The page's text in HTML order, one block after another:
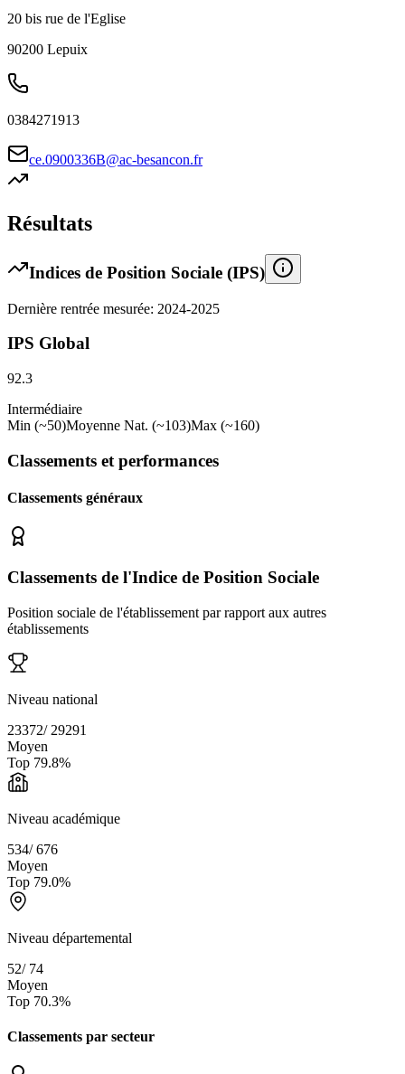
20 bis rue de l'Eglise
90200 Lepuix
0384271913
ce.0900336B@ac-besancon.fr
Résultats
Indices de Position Sociale (IPS)
Dernière rentrée mesurée: 2024-2025
IPS Global
92.3
Intermédiaire
Min (~50)Moyenne Nat. (~103)Max (~160)
Classements et performances
Classements généraux
Classements de l'Indice de Position Sociale
Position sociale de l'établissement par rapport aux autres
établissements
Niveau national
23372/ 29291
Moyen
Top 79.8%
Niveau académique
534/676
Moyen
Top 79.0%
Niveau départemental
52/ 74
Moyen
Top 70.3%
Classements par secteur